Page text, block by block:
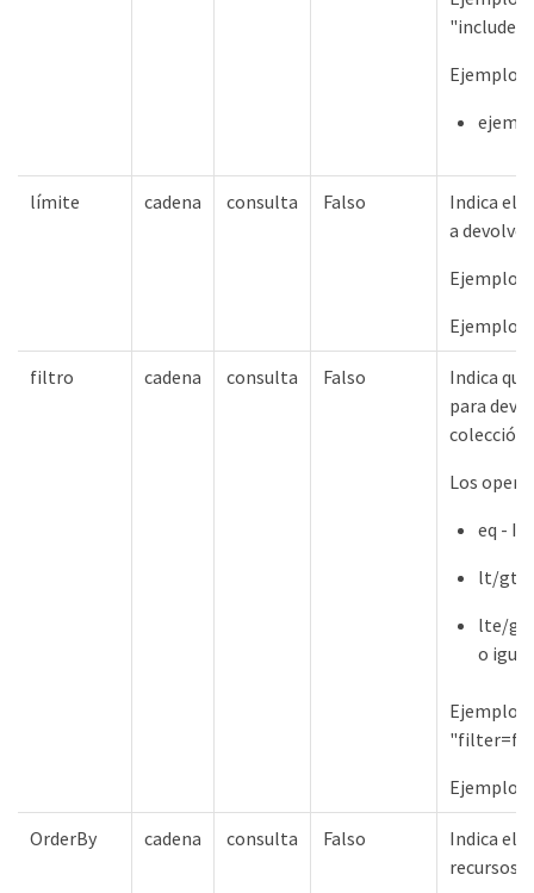
Ejemplos
límite cadena consulta Falso
Indica el
a
Ejemplos
Ejemplos
filtro cadena consulta Falso
Indica
para
colección.
Los
eq -
lt/gt -
lte/
o
Ejemplo
Ejemplos
OrderBy cadena consulta Falso
Indica el
recursos